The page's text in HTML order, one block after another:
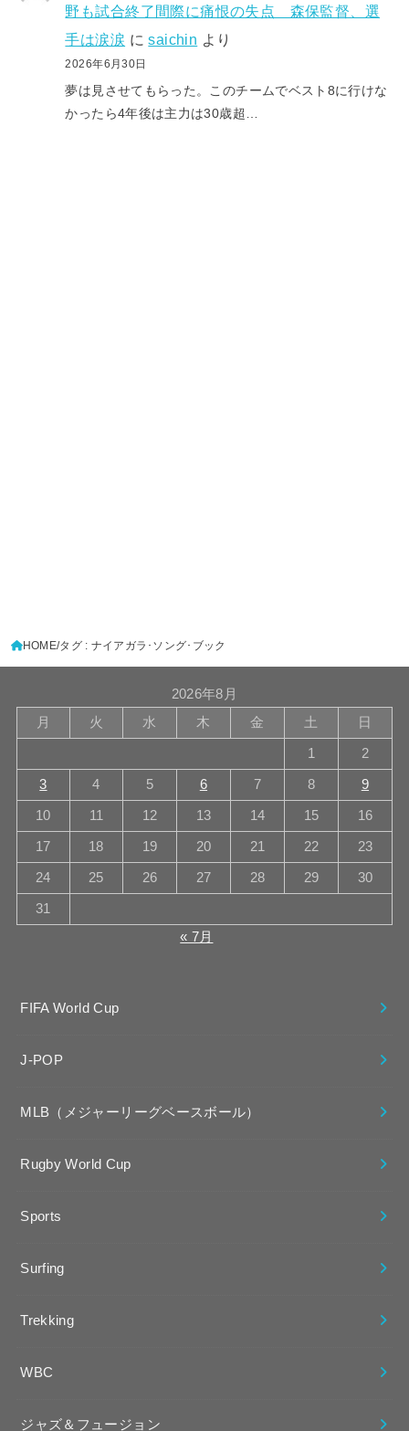
野も試合終了間際に痛恨の失点 森保監督、選
手は涙涙 にsaichin より
2026年6月30日
夢は見させてもらった。このチームでベスト8に行けな
かったら4年後は主力は30歳超…
HOME タグ : ナイアガラ･ソング･ブック
2026年8月
月
火 水 木 金 土 日
1 2
3 4 5 6 7 8 9
10 11 12 13 14 15 16
17 18 19 20 21 22 23
24 25 26 27 28 29 30
31
« 7月
FIFA World Cup
J-POP
MLB（メジャーリーグベースボール）
Rugby World Cup
Sports
Surfing
Trekking
WBC
ジャズ＆フュージョン